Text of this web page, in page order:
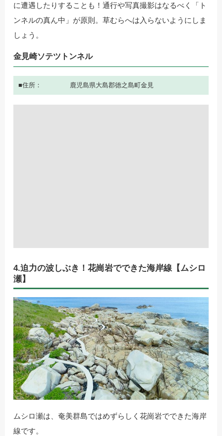
に遭遇したりすることも！通行や写真撮影はなるべく「ト
ンネルの真ん中」が原則。草むらへは入らないようにしま
しょう。
金見崎ソテツトンネル
住所 鹿児島県大島郡徳之島町金見
4.迫力の波しぶき！花崗岩でできた海岸線【ムシロ
瀬】
ムシロ瀬は、奄美群島ではめずらしく花崗岩でできた海岸
線です。